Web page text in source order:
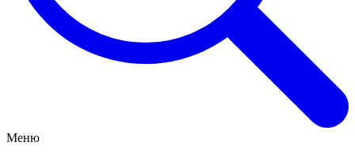
Меню